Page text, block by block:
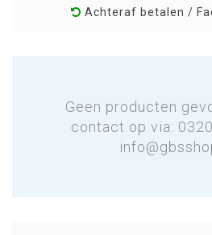
Achteraf betalen /
Geen producten
contact op via: